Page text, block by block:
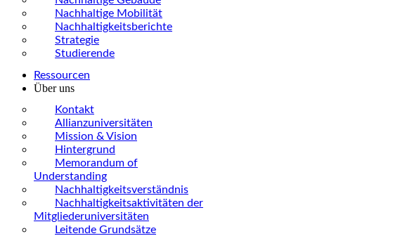
Nachhaltige Mobilität
Nachhaltigkeitsberichte
Strategie
Studierende
Ressourcen
Über uns
Kontakt
Allianzuniversitäten
Mission & Vision
Hintergrund
Memorandum of
Understanding
Nachhaltigkeitsverständnis
Nachhaltigkeitsaktivitäten der
Mitgliederuniversitäten
Leitende Grundsätze